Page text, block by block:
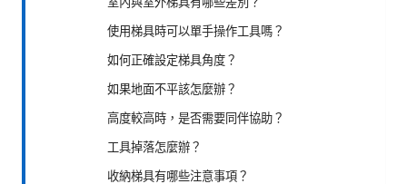
使用梯具時可以單手操作工具嗎？
如何正確設定梯具角度？
如果地面不平該怎麼辦？
高度較高時，是否需要同伴協助？
工具掉落怎麼辦？
收納梯具有哪些注意事項？